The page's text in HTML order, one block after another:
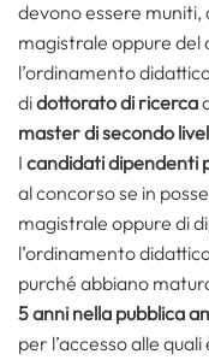
devono essere muniti,
magistrale oppure del
l’ordinamento
didottorato di ricerca
master di secondo
I candidati dipendenti
al concorso se in
magistrale oppure di
l’ordinamento
purché abbiano
5 anni nella pubblica
per l’accesso alle